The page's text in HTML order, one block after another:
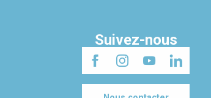
Suivez-nous